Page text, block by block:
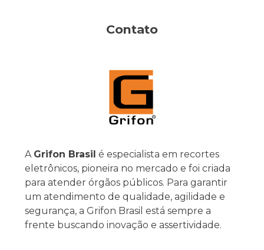
Contato
A Grifon Brasil é especialista em recortes
eletrônicos, pioneira no mercado e foi criada
para atender órgãos públicos. Para garantir
um atendimento de qualidade, agilidade e
segurança, a Grifon Brasil está sempre a
frente buscando inovação e assertividade.